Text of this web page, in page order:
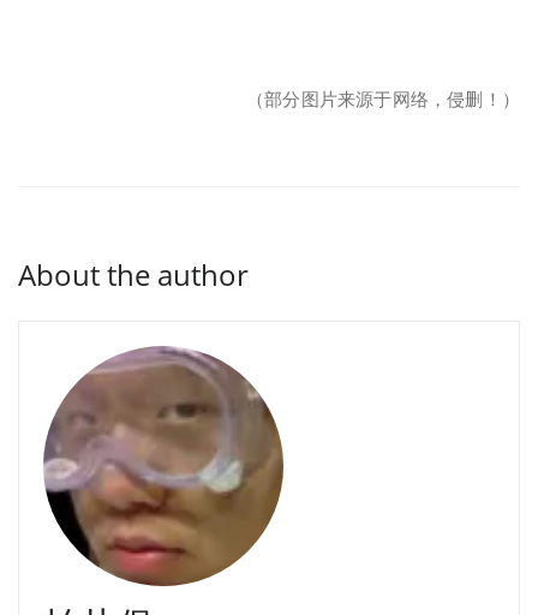
（部分图片来源于网络，侵删！）
About the author